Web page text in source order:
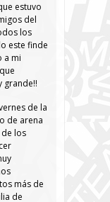
estuvo
del
los
este finde
a mi
grande!!
de la
de arena
de los
más de
de